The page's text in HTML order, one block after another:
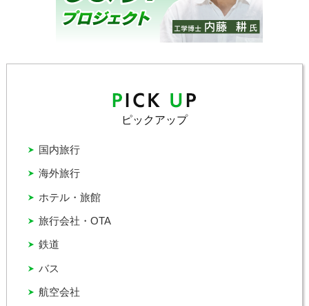
ピックアップ
バス
ホテル・旅館
国内旅行
旅行会社・OTA
海外旅行
航空会社
鉄道